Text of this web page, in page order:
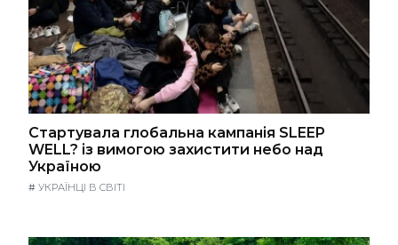
Стартувала глобальна кампанія SLEEP
WELL? із вимогою захистити небо над
Україною
# УКРАЇНЦІ В СВІТІ